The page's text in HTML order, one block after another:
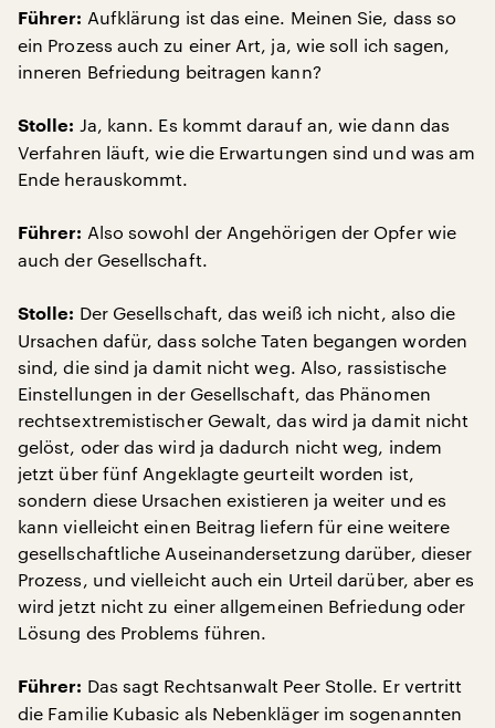
Führer: Aufklärung ist das eine. Meinen Sie, dass so
ein Prozess auch zu einer Art, ja, wie soll ich sagen,
inneren Befriedung beitragen kann?
Stolle: Ja, kann. Es kommt darauf an, wie dann das
Verfahren läuft, wie die Erwartungen sind und was am
Ende herauskommt.
Führer: Also sowohl der Angehörigen der Opfer wie
auch der Gesellschaft.
Stolle: Der Gesellschaft, das weiß ich nicht, also die
Ursachen dafür, dass solche Taten begangen worden
sind, die sind ja damit nicht weg. Also, rassistische
Einstellungen in der Gesellschaft, das Phänomen
rechtsextremistischer Gewalt, das wird ja damit nicht
gelöst, oder das wird ja dadurch nicht weg, indem
jetzt über fünf Angeklagte geurteilt worden ist,
sondern diese Ursachen existieren ja weiter und es
kann vielleicht einen Beitrag liefern für eine weitere
gesellschaftliche Auseinandersetzung darüber, dieser
Prozess, und vielleicht auch ein Urteil darüber, aber es
wird jetzt nicht zu einer allgemeinen Befriedung oder
Lösung des Problems führen.
Führer: Das sagt Rechtsanwalt Peer Stolle. Er vertritt
die Familie Kubasic als Nebenkläger im sogenannten